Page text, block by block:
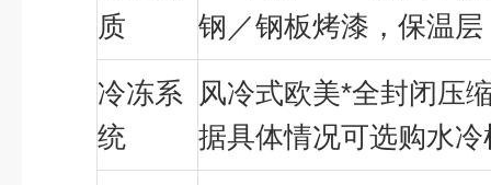
质
钢／钢板烤漆，保温
冷冻系
统
风冷式欧美*全封闭压
据具体情况可选购水冷